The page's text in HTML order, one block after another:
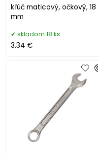
kľúč maticový, očkový, 18
mm
skladom 18 ks
3.34 €